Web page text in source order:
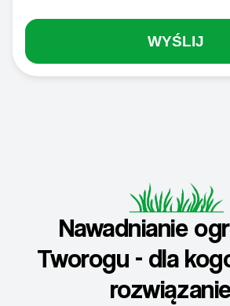
WYŚLIJ
Nawadnianie
Tworogu - dla